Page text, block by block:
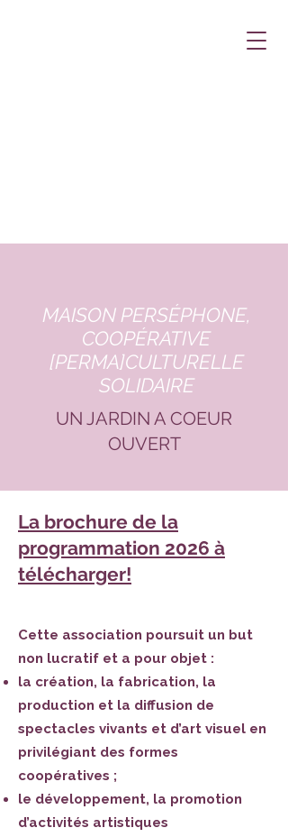
MAISON PERSÉPHONE,
COOPÉRATIVE
[PERMA]CULTURELLE
SOLIDAIRE
UN JARDIN A COEUR
OUVERT
La brochure de la
programmation 2026 à
télécharger!
Cette association poursuit un but
non lucratif et a pour objet :
la création, la fabrication, la
production et la diffusion de
spectacles vivants et d’art visuel en
privilégiant des formes
coopératives ;
le développement, la promotion
d’activités artistiques